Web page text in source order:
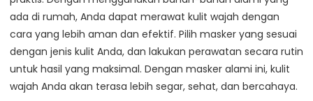
ada di rumah, Anda dapat merawat kulit wajah dengan
cara yang lebih aman dan efektif. Pilih masker yang sesuai
dengan jenis kulit Anda, dan lakukan perawatan secara rutin
untuk hasil yang maksimal. Dengan masker alami ini, kulit
wajah Anda akan terasa lebih segar, sehat, dan bercahaya.